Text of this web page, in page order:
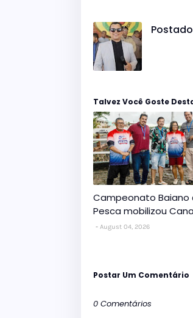
Talvez Você Goste
Campeonato Baiano
Pesca mobilizou
August 04, 2026
Postar Um Comentário
0 Comentários